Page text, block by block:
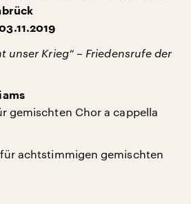
unser Krieg“ – Friedensrufe der
gemischten Chor a cappella
für achtstimmigen gemischten